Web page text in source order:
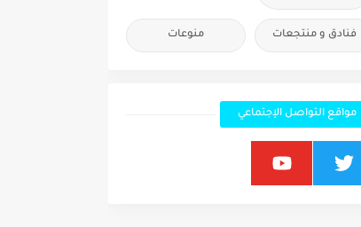
فنادق و منتجعات منوعات
مواقع التواصل الإجتماعي